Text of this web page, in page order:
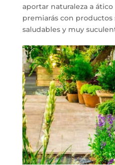
aportar naturaleza a
premiarás con productos
saludables y muy